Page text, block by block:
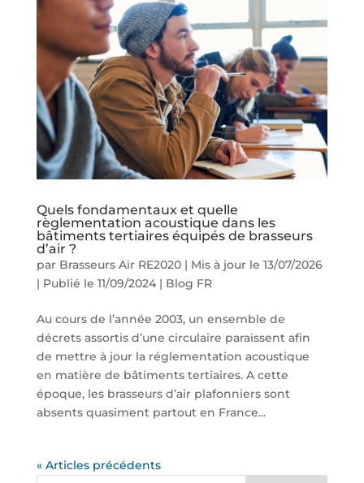
Quels fondamentaux et quelle
règlementation acoustique dans les
bâtiments tertiaires équipés de brasseurs
d’air ?
par Brasseurs Air RE2020| Mis à jour le 13/07/2026
| Publié le 11/09/2024| Blog FR
Au cours de l’année 2003, un ensemble de
décrets assortis d’une circulaire paraissent afin
de mettre à jour la réglementation acoustique
en matière de bâtiments tertiaires. A cette
époque, les brasseurs d’air plafonniers sont
absents quasiment partout en France...
« Articles précédents